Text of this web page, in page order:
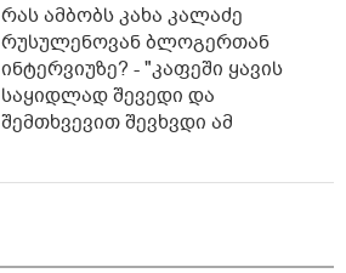
რას ამბობს კახა კალაძე
რუსულენოვან ბლოგერთან
ინტერვიუზე? - "კაფეში ყავის
საყიდლად შევედი და
შემთხვევით შევხვდი ამ